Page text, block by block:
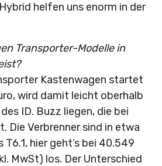
helfen uns enorm in der
Transporter-Modelle in
Kastenwagen startet
wird damit leicht oberhalb
ID. Buzz liegen, die bei
Die Verbrenner sind in etwa
hier geht’s bei 40.549
MwSt) los. Der Unterschied